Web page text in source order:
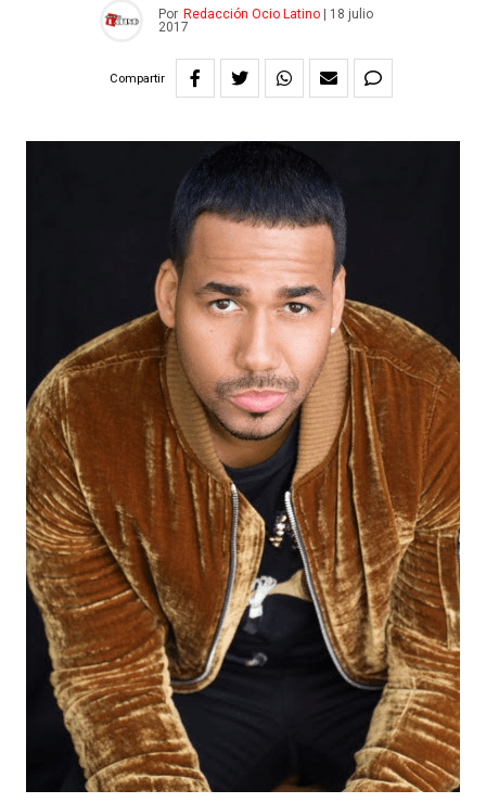
Por Redacción Ocio Latino|
18 julio
2017
Compartir